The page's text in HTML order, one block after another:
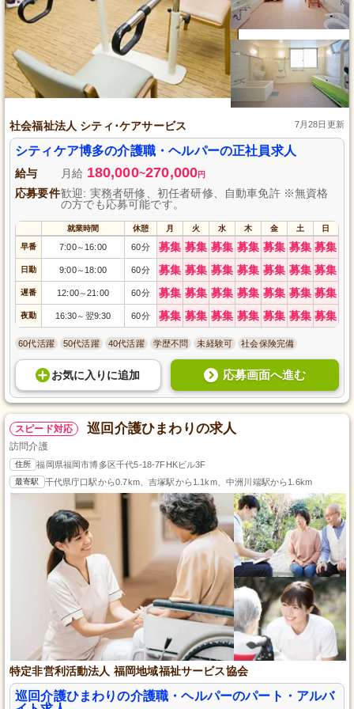
社会福祉法人 シティ･ケアサービス 7月28日更新
シティケア博多の介護職・ヘルパーの正社員求人
給与 月給 180,000~270,000円
応募要件歓迎: 実務者研修、初任者研修、自動車免許 ※無資格
の方でも応募可能です。
就業時間 休憩 月 火 水 木 金 土 日
早番 7:00～ 16:00 60分 募集 募集 募集 募集 募集 募集 募集
日勤 9:00～ 18:00 60分 募集 募集 募集 募集 募集 募集 募集
遅番 12:00～21:00 60分 募集 募集 募集 募集 募集 募集 募集
夜勤 16:30～ 翌9:30 60分 募集 募集 募集 募集 募集 募集 募集
60代活躍 50代活躍 40代活躍 学歴不問 未経験可 社会保険完備
お気に入り に追加 応募画面へ進む
スピード対応 巡回介護ひまわりの求人
訪問介護
住所 福岡県福岡市博多区千代5-18-7FHKビル3F
最寄駅 千代県庁口駅から0.7km、吉塚駅から1.1km、中洲川端駅から1.6km
特定非営利活動法人 福岡地域福祉サービス協会
巡回介護ひまわりの介護職・ヘルパーのパート・アルバ